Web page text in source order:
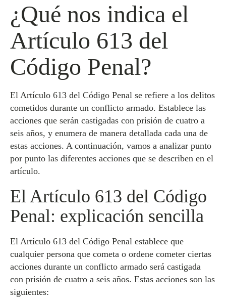
¿Qué nos indica el
Artículo 613 del
Código Penal?
El Artículo 613 del Código Penal se refiere a los delitos
cometidos durante un conflicto armado. Establece las
acciones que serán castigadas con prisión de cuatro a
seis años, y enumera de manera detallada cada una de
estas acciones. A continuación, vamos a analizar punto
por punto las diferentes acciones que se describen en el
artículo.
El Artículo 613 del Código
Penal: explicación sencilla
El Artículo 613 del Código Penal establece que
cualquier persona que cometa o ordene cometer ciertas
acciones durante un conflicto armado será castigada
con prisión de cuatro a seis años. Estas acciones son las
siguientes: